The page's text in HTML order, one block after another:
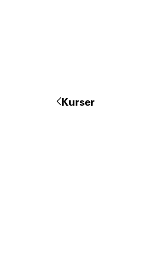
Kurser